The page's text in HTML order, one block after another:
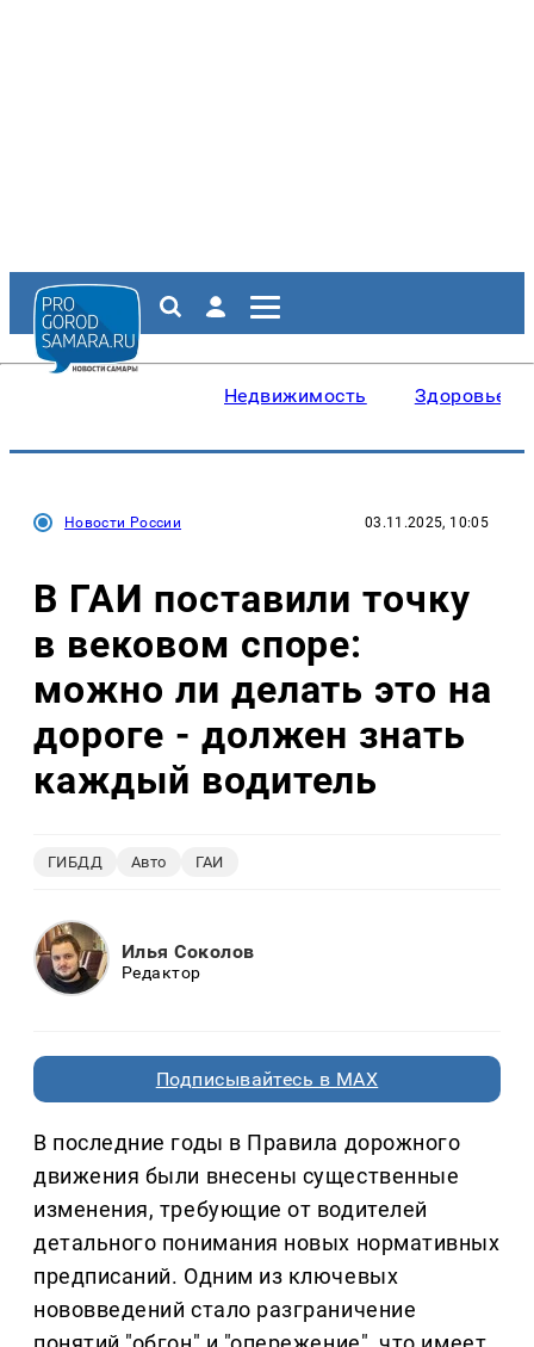
Недвижимость Здоровье
Новости России 03.11.2025, 10:05
В ГАИ поставили точку
в вековом споре:
можно ли делать это на
дороге - должен знать
каждый водитель
ГИБДД Авто ГАИ
Илья Соколов
Редактор
Подписывайтесь в MAX
В последние годы в Правила дорожного
движения были внесены существенные
изменения, требующие от водителей
детального понимания новых нормативных
предписаний. Одним из ключевых
нововведений стало разграничение